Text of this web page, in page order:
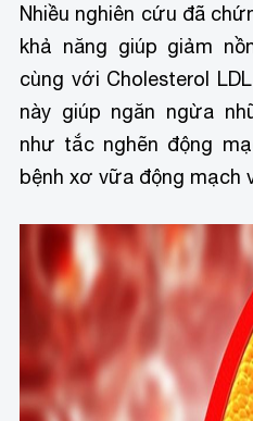
Nhiều nghiên cứu đã
khả năng giúp giảm
cùng với Cholesterol
này giúp ngăn ngừa
như tắc nghẽn động
bệnh xơ vữa động mạch